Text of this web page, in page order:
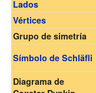
Lados
Vértices
Grupo de simetría
Símbolo de Schläfli
Diagrama de